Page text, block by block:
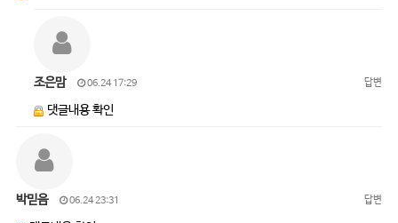
조은맘 06.24 17:29 답변
댓글내용 확인
박믿음 06.24 23:31 답변